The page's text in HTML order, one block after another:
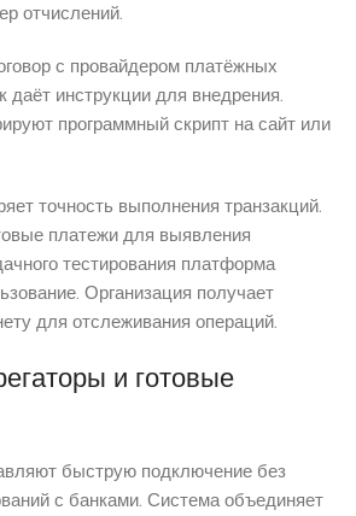
отчислений.
с провайдером платёжных
даёт инструкции для внедрения.
программный скрипт на сайт или
точность выполнения транзакций.
платежи для выявления
тестирования платформа
Организация получает
для отслеживания операций.
и готовые
быструю подключение без
с банками. Система объединяет